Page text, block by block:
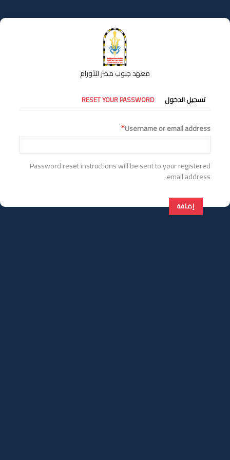
إلى
المحتوى
معهد جنوب مصر للأورام
التبويبات
الأساسية
تسجيل الدخول RESET YOUR PASSWORD
Username or email address
Password reset instructions will be sent to your registered
email address.